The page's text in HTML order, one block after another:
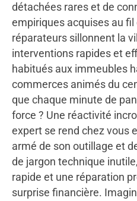
détachées rares et de
empiriques acquises au
réparateurs sillonnent la
interventions rapides et
habitués aux immeubles
commerces animés du
que chaque minute de
force ? Une réactivité
expert se rend chez vous
armé de son outillage et
de jargon technique
rapide et une réparation
surprise financière.